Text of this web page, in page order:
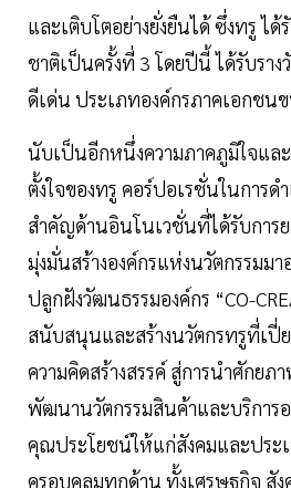
และเติบโตอย่างยั่งยืนได้ ซึ่งทรู ได้
ชาติเป็นครั้งที่ 3 โดยปีนี้ ได้รับราง
ดีเด่น ประเภทองค์กรภาคเอกชน
นับเป็นอีกหนึ่งความภาคภูมิใจแล
ตั้งใจของทรู คอร์ปอเรชั่นในการด
สำคัญด้านอินโนเวชั่นที่ได้รับการ
มุ่งมั่นสร้างองค์กรแห่งนวัตกรรมมา
ปลูกฝังวัฒนธรรมองค์กร “CO-
สนับสนุนและสร้างนวัตกรทรูที่เปี่
ความคิดสร้างสรรค์ สู่การนำศักยภ
พัฒนานวัตกรรมสินค้าและบริการ
คุณประโยชน์ให้แก่สังคมและประ
ครอบคลุมทุกด้าน ทั้งเศรษฐกิจ สัง